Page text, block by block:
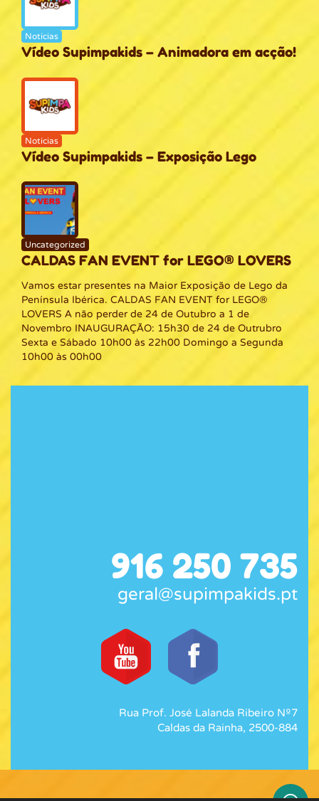
Notícias
Vídeo Supimpakids – Animadora em acção!
Notícias
Vídeo Supimpakids – Exposição Lego
Uncategorized
CALDAS FAN EVENT for LEGO® LOVERS
Vamos estar presentes na Maior Exposição de Lego da
Península Ibérica. CALDAS FAN EVENT for LEGO®
LOVERS A não perder de 24 de Outubro a 1 de
Novembro INAUGURAÇÃO: 15h30 de 24 de Outrubro
Sexta e Sábado 10h00 às 22h00 Domingo a Segunda
10h00 às 00h00
916 250 735
geral@supimpakids.pt
Rua Prof. José Lalanda Ribeiro Nº7
Caldas da Rainha, 2500-884